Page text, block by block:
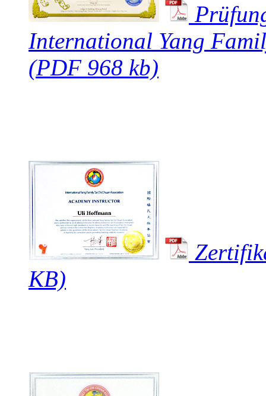
International Yang
(PDF 968 kb)
KB)